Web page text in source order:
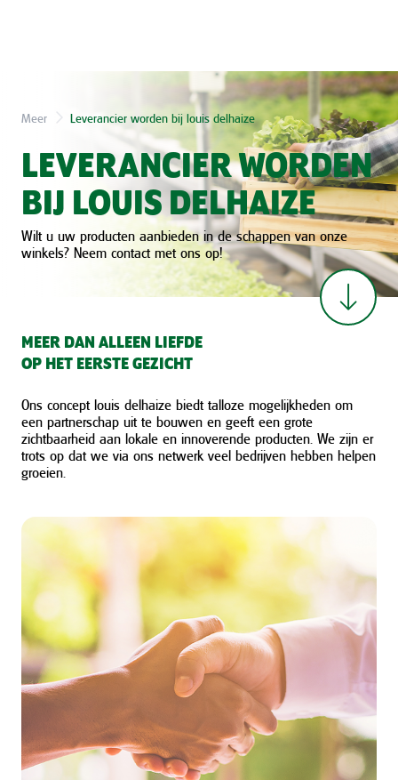
Meer Leverancier worden bij louis delhaize
LEVERANCIER WORDEN
BIJ LOUIS DELHAIZE
Wilt u uw producten aanbieden in de schappen van onze
winkels? Neem contact met ons op!
MEER DAN ALLEEN LIEFDE
OP HET EERSTE GEZICHT
Ons concept louis delhaize biedt talloze mogelijkheden om
een ​​partnerschap uit te bouwen en geeft een grote
zichtbaarheid aan lokale en innoverende producten. We zijn er
trots op dat we via ons netwerk veel bedrijven hebben helpen
groeien.